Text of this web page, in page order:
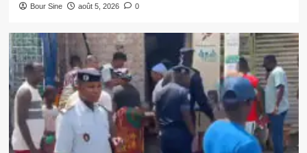
Bour Sine août 5, 2026 0